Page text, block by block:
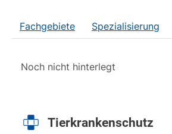
Fachgebiete Spezialisierung
Noch nicht hinterlegt
Tierkrankenschutz